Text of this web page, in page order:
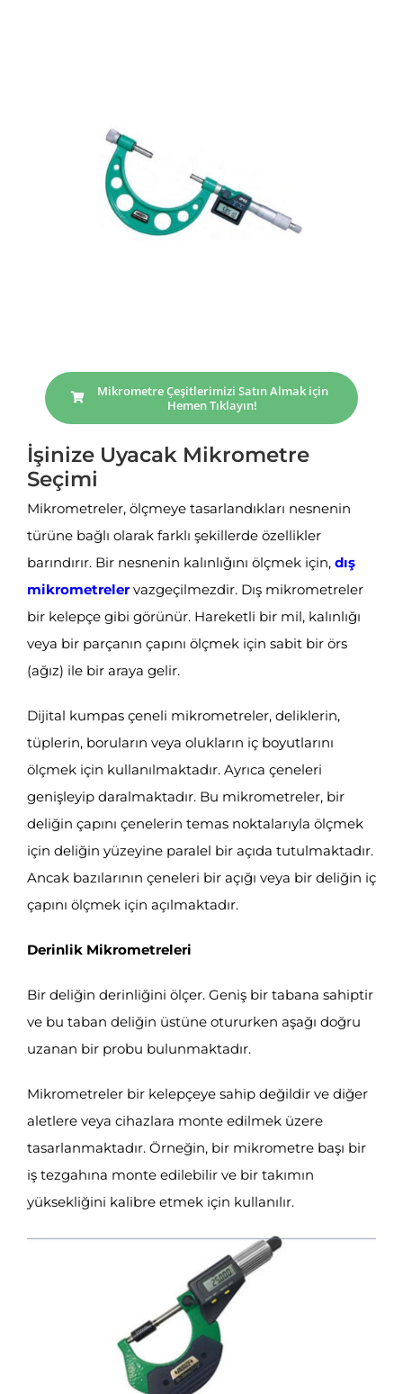
Mikrometre Çeşitlerimizi Satın Almak için
Hemen Tıklayın!
İşinize Uyacak Mikrometre
Seçimi
Mikrometreler, ölçmeye tasarlandıkları nesnenin
türüne bağlı olarak farklı şekillerde özellikler
barındırır. Bir nesnenin kalınlığını ölçmek için,dış
mikrometreler vazgeçilmezdir. Dış mikrometreler
bir kelepçe gibi görünür. Hareketli bir mil, kalınlığı
veya bir parçanın çapını ölçmek için sabit bir örs
(ağız) ile bir araya gelir.
Dijital kumpas çeneli mikrometreler, deliklerin,
tüplerin, boruların veya olukların iç boyutlarını
ölçmek için kullanılmaktadır. Ayrıca çeneleri
genişleyip daralmaktadır. Bu mikrometreler, bir
deliğin çapını çenelerin temas noktalarıyla ölçmek
için deliğin yüzeyine paralel bir açıda tutulmaktadır.
Ancak bazılarının çeneleri bir açığı veya bir deliğin iç
çapını ölçmek için açılmaktadır.
Derinlik Mikrometreleri
Bir deliğin derinliğini ölçer. Geniş bir tabana sahiptir
ve bu taban deliğin üstüne otururken aşağı doğru
uzanan bir probu bulunmaktadır.
Mikrometreler bir kelepçeye sahip değildir ve diğer
aletlere veya cihazlara monte edilmek üzere
tasarlanmaktadır. Örneğin, bir mikrometre başı bir
iş tezgahına monte edilebilir ve bir takımın
yüksekliğini kalibre etmek için kullanılır.